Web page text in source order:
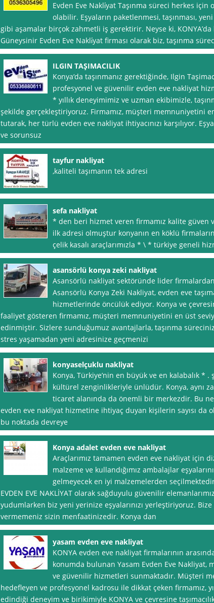
Evden Eve Nakli̇yat Taşınma süreci herkes için
olabilir. Eşyaların paketlenmesi, taşınması,
gibi aşamalar birçok zahmetli iş gerektirir. Neyse ki,
Güneysinir Evden Eve Nakli̇yat firması olarak biz, taşınma
ILGIN TAŞIMACILIK
Konya‘da taşınmanız gerektiğinde, Ilgin
profesyonel ve güvenilir evden eve nakliyat
* yıllık deneyimimiz ve uzman ekibimizle,
şekilde gerçekleştiriyoruz. Firmamız, müşteri memnuniyetini
tutarak, her türlü evden eve nakliyat ihtiyacınızı karşılıyor.
ve sorunsuz
tayfur nakliyat
,kaliteli taşımanın tek adresi
sefa nakliyat
* den beri hizmet veren firmamız kalite güven
ilk adresi olmuştur konyanın en köklü
çelik kasalı araçlarımızla * \ * türkiye geneli
asansörlü konya zeki nakliyat
Asansörlü nakliyat sektöründe lider
Asansörlü Konya Zeki Nakliyat, evden eve
hizmetlerinde öncülük ediyor. Konya ve
faaliyet gösteren firmamız, müşteri memnuniyetini en üst
edinmiştir. Sizlere sunduğumuz avantajlarla, taşınma
stres yaşamadan yeni adresinize geçmenizi
konyaselçuklu nakliyat
Konya, Türkiye’nin en büyük ve en kalabalık * .
kültürel zenginlikleriyle ünlüdür. Konya, aynı
ticaret alanında da önemli bir merkezdir. Bu
evden eve nakliyat hizmetine ihtiyaç duyan kişilerin sayısı da
bu noktada devreye
Konya adalet evden eve nakliyat
Araçlarımız tamamen evden eve nakliyat için
malzeme ve kullandığımız ambalajlar
gelmeyecek en iyi malzemelerden
EVDEN EVE NAKLİYAT olarak sağduyulu güvenilir
yudumlarken biz yeni yerinize eşyalarınızı yerleştiriyoruz.
vermemeniz sizin menfaatinizedir. Konya dan
yasam evden eve nakliyat
KONYA evden eve nakliyat firmalarının
konumda bulunan Yasam Evden Eve Nakliyat,
ve güvenilir hizmetleri sunmaktadır. Müşteri
hedefleyen ve profesyonel kadrosu ile dikkat çeken firmamız,
edindiği deneyim ve birikimiyle KONYA ve çevresine